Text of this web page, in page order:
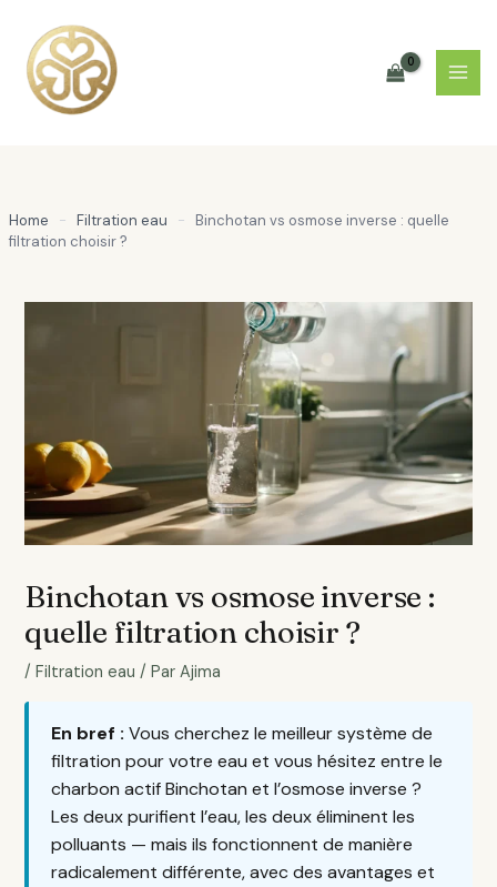
contenu
Home - Filtration eau -
Binchotan vs osmose inverse : quelle
filtration choisir ?
Binchotan vs osmose inverse :
quelle filtration choisir ?
/Filtration eau / ParAjima
En bref : Vous cherchez le meilleur système de
filtration pour votre eau et vous hésitez entre le
charbon actif Binchotan et l’osmose inverse ?
Les deux purifient l’eau, les deux éliminent les
polluants — mais ils fonctionnent de manière
radicalement différente, avec des avantages et